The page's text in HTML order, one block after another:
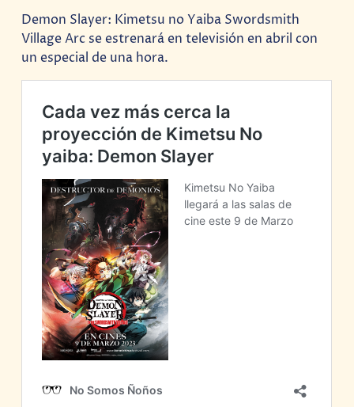
Demon Slayer: Kimetsu no Yaiba Swordsmith
Village Arc se estrenará en televisión en abril con
un especial de una hora.